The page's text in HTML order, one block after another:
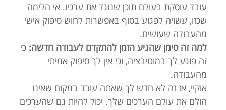
עובד עוסקת בעולם תוכן שנוגד את ערכיו. אי הלימה
שכזו, עשויה לפגוע בסוף באפשרות לחוש סיפוק אישי
מהעבודה שעושים.
למה זה סימן שהגיע הזמן להתקדם לעבודה חדשה: כי
זה פוגע לך במוטיבציה, וכי אין לך סיפוק אמיתי
מהעבודה.
אוקיי, אז זה לא חדש לך שאתה עובד במקום שאינו
הולם את עולם הערכים שלך. יכול להיות גם שהערכים